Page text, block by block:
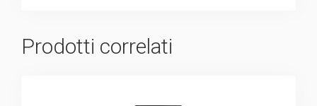
Prodotti correlati